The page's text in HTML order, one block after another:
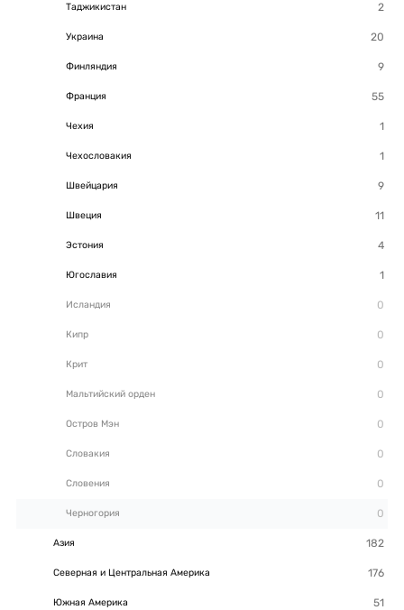
Таджикистан
Украина
Финляндия
Франция
Чехия
Чехословакия
Швейцария
Швеция
Эстония
Югославия
Исландия
Кипр
Крит
Мальтийский орден
Остров Мэн
Словакия
Словения
Черногория
Азия
Северная и Центральная Америка
Южная Америка